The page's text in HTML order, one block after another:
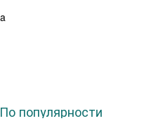
По популярности